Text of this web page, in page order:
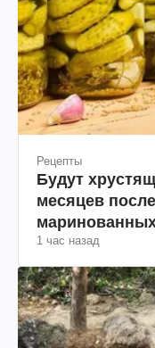
Рецепты
Будут
месяцев
1 час назад